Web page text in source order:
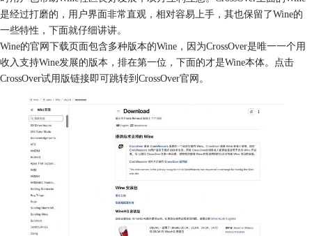
是经过打磨的，用户界面非常直观，相对容易上手，其也保留了Wine的
一些特性，下面就仔细讲讲。
Wine的官网下载页面包含多种版本的Wine，因为CrossOver是唯一一个用
收入支持Wine发展的版本，排在第一位，下面的才是Wine本体。点击
CrossOver试用版链接即可跳转到CrossOver官网。